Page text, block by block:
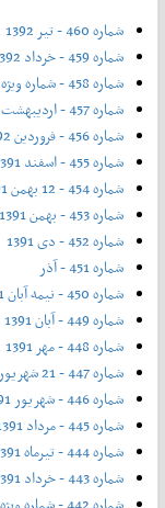
شماره 460 - تیر 1392
شماره 459 - خرداد 1392
شماره 458 - شماره ویژه بهار - 17 اردیبهشت 1392
شماره 457 - اردیبهشت 1392
شماره 456 - فروردین 1392
شماره 455 - اسفند 1391
شماره 454 - 12 بهمن 1391 (ویژه جشنواره فیلم فجر)
شماره 453 - بهمن 1391
شماره 452 - دی 1391
شماره 451 - آذر
شماره 450 - نیمه آبان 1391 | ویژه‌ی سی سالگی
شماره 449 - آبان 1391
شماره 448 - مهر 1391
شماره 447 - 21 شهریور 1391
شماره 446 - شهریور 1391
شماره 445 - مرداد 1391
شماره 444 - تیر‌ماه 1391
شماره 443 - خرداد 1391